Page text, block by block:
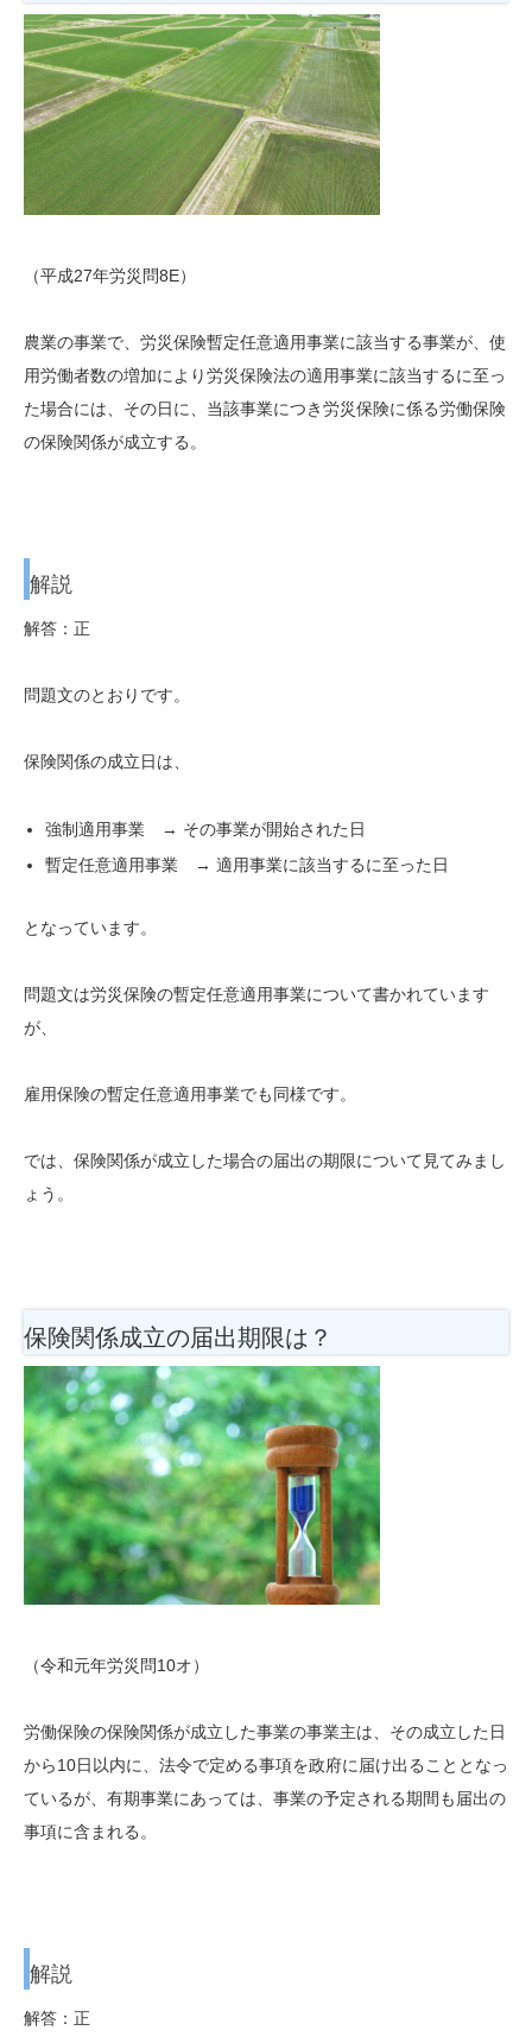
（平成27年労災問8E）
農業の事業で、労災保険暫定任意適用事業に該当する事業が、使
用労働者数の増加により労災保険法の適用事業に該当するに至っ
た場合には、その日に、当該事業につき労災保険に係る労働保険
の保険関係が成立する。
解説
解答：正
問題文のとおりです。
保険関係の成立日は、
強制適用事業 → その事業が開始された日
暫定任意適用事業 → 適用事業に該当するに至った日
となっています。
問題文は労災保険の暫定任意適用事業について書かれています
が、
雇用保険の暫定任意適用事業でも同様です。
では、保険関係が成立した場合の届出の期限について見てみまし
ょう。
保険関係成立の届出期限は？
（令和元年労災問10オ）
労働保険の保険関係が成立した事業の事業主は、その成立した日
から10日以内に、法令で定める事項を政府に届け出ることとなっ
ているが、有期事業にあっては、事業の予定される期間も届出の
事項に含まれる。
解説
解答：正